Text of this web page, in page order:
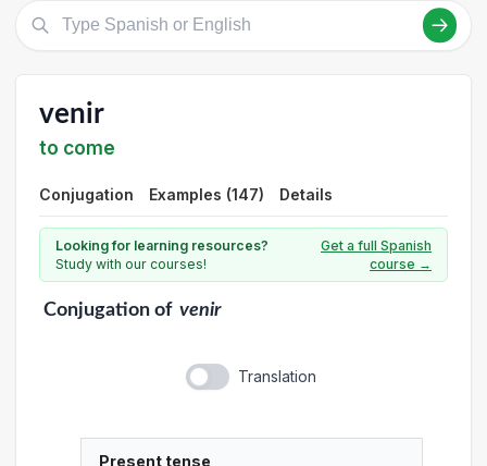
venir
to come
Conjugation Examples (147) Details
Looking for learning resources?
Study with our courses!
Get a full Spanish
course →
Conjugationof venir
Translation
Present tense